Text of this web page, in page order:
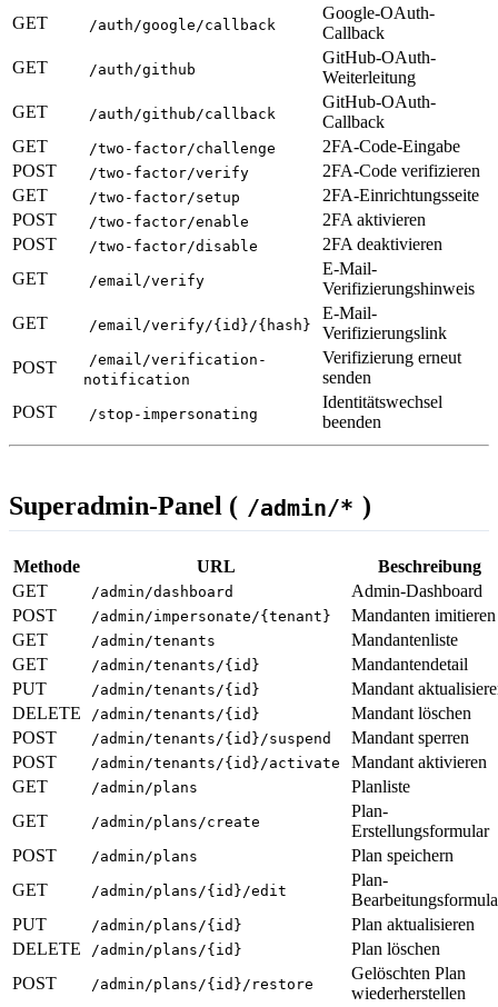
GET
/auth/google/callback
Google-OAuth-
Callback
GET
/auth/github
GitHub-OAuth-
Weiterleitung
GET
/auth/github/callback
GitHub-OAuth-
Callback
GET
/two-factor/challenge
2FA-Code-Eingabe
POST
/two-factor/verify
2FA-Code verifizieren
GET
/two-factor/setup
2FA-Einrichtungsseite
POST
/two-factor/enable
2FA aktivieren
POST
/two-factor/disable
2FA deaktivieren
GET
/email/verify
E-Mail-
Verifizierungshinweis
GET
/email/verify/{id}/{hash}
E-Mail-
Verifizierungslink
POST
/email/verification-
notification
Verifizierung erneut
senden
POST
/stop-impersonating
Identitätswechsel
beenden
Superadmin-Panel ( /admin/* )
Methode URL
Beschreibung
GET
/admin/dashboard
Admin-Dashboard
POST
/admin/impersonate/{tenant}
Mandanten imitieren
GET
/admin/tenants
Mandantenliste
GET
/admin/tenants/{id}
Mandantendetail
PUT
/admin/tenants/{id}
Mandant
DELETE
/admin/tenants/{id}
Mandant löschen
POST
/admin/tenants/{id}/suspend
Mandant sperren
POST
/admin/tenants/{id}/activate
Mandant aktivieren
GET
/admin/plans
Planliste
GET
/admin/plans/create
Plan-
Erstellungsformular
POST
/admin/plans
Plan speichern
GET
/admin/plans/{id}/edit
Plan-
PUT
/admin/plans/{id}
Plan aktualisieren
DELETE
/admin/plans/{id}
Plan löschen
POST
/admin/plans/{id}/restore
Gelöschten Plan
wiederherstellen